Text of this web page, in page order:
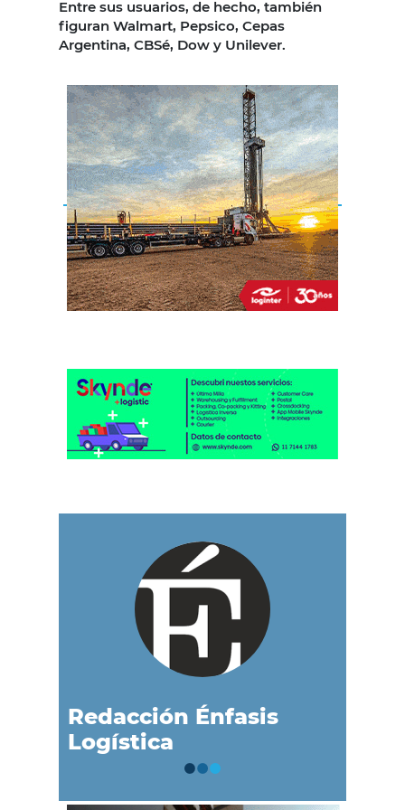
Entre sus usuarios, de hecho, también
figuran Walmart, Pepsico, Cepas
Argentina, CBSé, Dow y Unilever.
Redacción Énfasis
Logística